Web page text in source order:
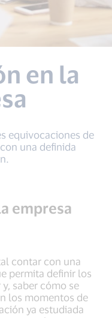
en la
equivocaciones de
una definida
empresa
contar con una
permita definir los
saber cómo se
los momentos de
ya estudiada